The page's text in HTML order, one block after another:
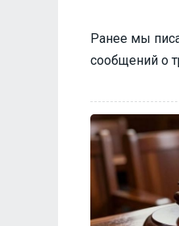
Ранее мы
сообщений о